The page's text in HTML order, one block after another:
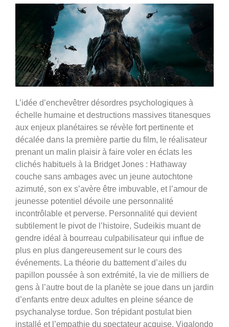
L’idée d’enchevêtrer désordres psychologiques à
échelle humaine et destructions massives titanesques
aux enjeux planétaires se révèle fort pertinente et
décalée dans la première partie du film, le réalisateur
prenant un malin plaisir à faire voler en éclats les
clichés habituels à la Bridget Jones : Hathaway
couche sans ambages avec un jeune autochtone
azimuté, son ex s’avère être imbuvable, et l’amour de
jeunesse potentiel dévoile une personnalité
incontrôlable et perverse. Personnalité qui devient
subtilement le pivot de l’histoire, Sudeikis muant de
gendre idéal à bourreau culpabilisateur qui influe de
plus en plus dangereusement sur le cours des
événements. La théorie du battement d’ailes du
papillon poussée à son extrémité, la vie de milliers de
gens à l’autre bout de la planète se joue dans un jardin
d’enfants entre deux adultes en pleine séance de
psychanalyse tordue. Son trépidant postulat bien
installé et l’empathie du spectateur acquise, Vigalondo